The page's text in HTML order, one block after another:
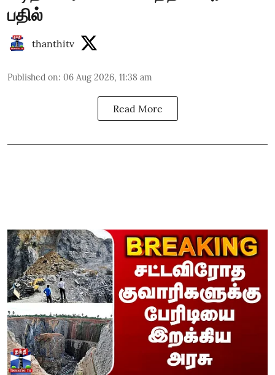
பதில்
thanthitv
Published on: 06 Aug 2026, 11:38 am
Read More